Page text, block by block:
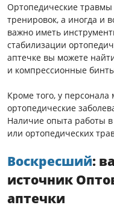
Ортопедические травмы
тренировок, а иногда и
важно иметь
стабилизации
аптечке вы можете
и компрессионные
Кроме того, у
ортопедические
Наличие опыта работы
или ортопедических
Воскресший:
источник
аптечки